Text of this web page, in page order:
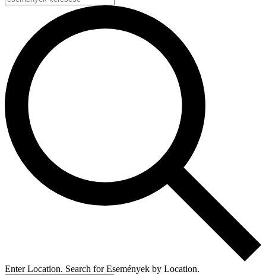
Enter Location. Search for Események by Location.